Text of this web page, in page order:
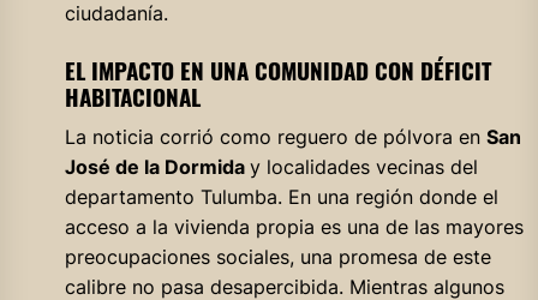
ciudadanía.
EL IMPACTO EN UNA COMUNIDAD CON DÉFICIT
HABITACIONAL
La noticia corrió como reguero de pólvora en San
José de la Dormida y localidades vecinas del
departamento Tulumba. En una región donde el
acceso a la vivienda propia es una de las mayores
preocupaciones sociales, una promesa de este
calibre no pasa desapercibida. Mientras algunos